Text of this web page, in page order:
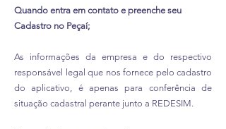
Quando entra em contato e preenche seu
Cadastro no Peçaí;
As informações da empresa e do respectivo
responsável legal que nos fornece pelo cadastro
do aplicativo, é apenas para conferência de
situação cadastral perante junto a REDESIM.